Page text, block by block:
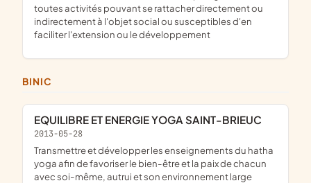
toutes activités pouvant se rattacher directement ou
indirectement à l'objet social ou susceptibles d'en
faciliter l'extension ou le développement
BINIC
EQUILIBRE ET ENERGIE YOGA SAINT-BRIEUC
2013-05-28
transmettre et développer les enseignements du hatha
yoga afin de favoriser le bien-être et la paix de chacun
avec soi-même, autrui et son environnement large